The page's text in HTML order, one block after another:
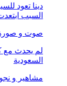
دينا تعود
السبب
صوت و
لم يحدث مع
السعودية
مشاهير و